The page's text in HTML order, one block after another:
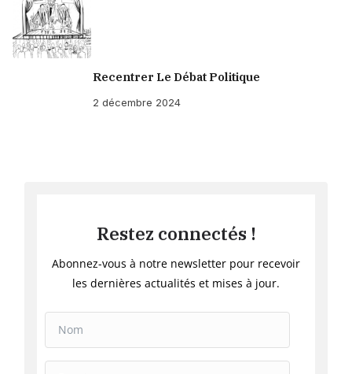
Recentrer Le Débat Politique
2 décembre 2024
Restez connectés !
Abonnez-vous à notre newsletter pour recevoir
les dernières actualités et mises à jour.